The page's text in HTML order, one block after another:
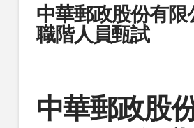
中華郵政股份有限
職階人員甄試
中華郵政股